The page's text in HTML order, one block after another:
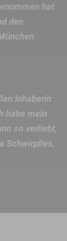
hat
den
Inhaberin
habe mein
so verliebt,
Schwirplies,